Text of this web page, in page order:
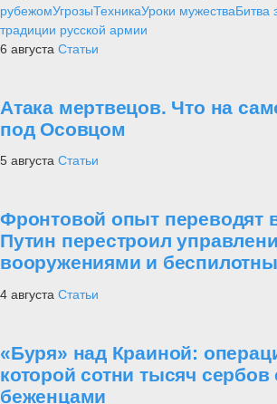
рубежомУгрозыТехникаУроки мужестваБитва
традиции русской армии
6 августа Статьи
Атака мертвецов. Что на
под Осовцом
5 августа Статьи
Фронтовой опыт переводят
Путин перестроил
вооружениями и
4 августа Статьи
«Буря» над Краиной:
которой сотни тысяч сербов
беженцами